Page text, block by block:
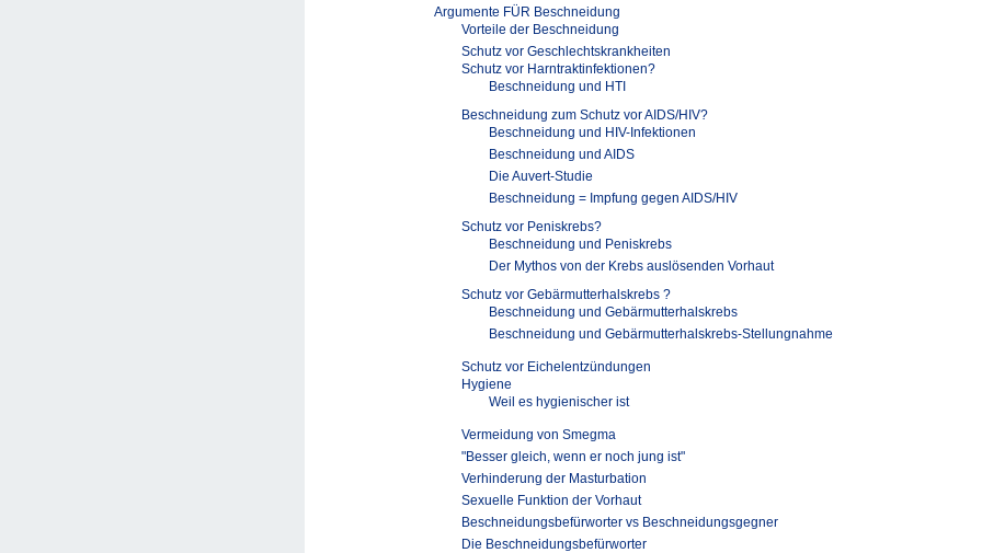
Argumente FÜR Beschneidung
Vorteile der Beschneidung
Schutz vor Geschlechtskrankheiten
Schutz vor Harntraktinfektionen?
Beschneidung und HTI
Beschneidung zum Schutz vor AIDS/HIV?
Beschneidung und HIV-Infektionen
Beschneidung und AIDS
Die Auvert-Studie
Beschneidung = Impfung gegen AIDS/HIV
Schutz vor Peniskrebs?
Beschneidung und Peniskrebs
Der Mythos von der Krebs auslösenden Vorhaut
Schutz vor Gebärmutterhalskrebs ?
Beschneidung und Gebärmutterhalskrebs
Beschneidung und Gebärmutterhalskrebs-Stellungnahme
Schutz vor Eichelentzündungen
Hygiene
Weil es hygienischer ist
Vermeidung von Smegma
"Besser gleich, wenn er noch jung ist"
Verhinderung der Masturbation
Sexuelle Funktion der Vorhaut
Beschneidungsbefürworter vs Beschneidungsgegner
Die Beschneidungsbefürworter